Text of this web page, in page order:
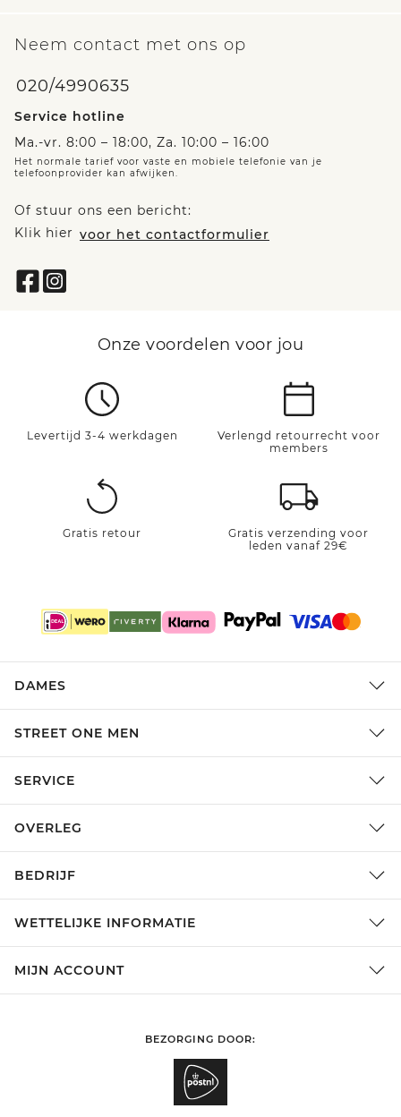
Neem contact met ons op
020/4990635
Service hotline
Ma.-vr. 8:00 – 18:00, Za. 10:00 – 16:00
Het normale tarief voor vaste en mobiele telefonie van je
telefoonprovider kan afwijken.
Of stuur ons een bericht:
Klik hier voor het contactformulier
Onze voordelen voor jou
Levertijd 3-4 werkdagen
Verlengd retourrecht voor
members
Gratis retour
Gratis verzending voor
leden vanaf 29€
DAMES
STREET ONE MEN
SERVICE
OVERLEG
BEDRIJF
WETTELIJKE INFORMATIE
MIJN ACCOUNT
BEZORGING DOOR: